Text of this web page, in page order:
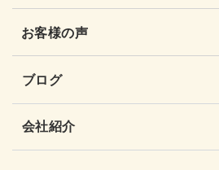
お客様の声
ブログ
会社紹介